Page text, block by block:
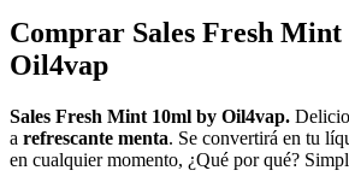
Comprar Sales Fresh Mint
Oil4vap
Sales Fresh Mint 10ml by Oil4vap.
a refrescante menta. Se convertirá en tu
en cualquier momento, ¿Qué por qué?